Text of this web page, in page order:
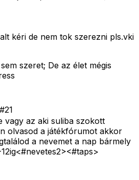
kéri de nem tok szerezni pls.vki
szeret; De az élet mégis
#21
vagy az aki suliba szokott
olvasod a játékfórumot akkor
a nevemet a nap bármely
<#taps>